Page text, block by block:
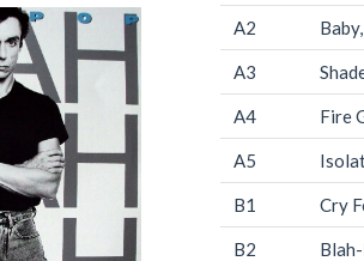
A2
A3
A4 Fire
A5
B1 Cry
B2